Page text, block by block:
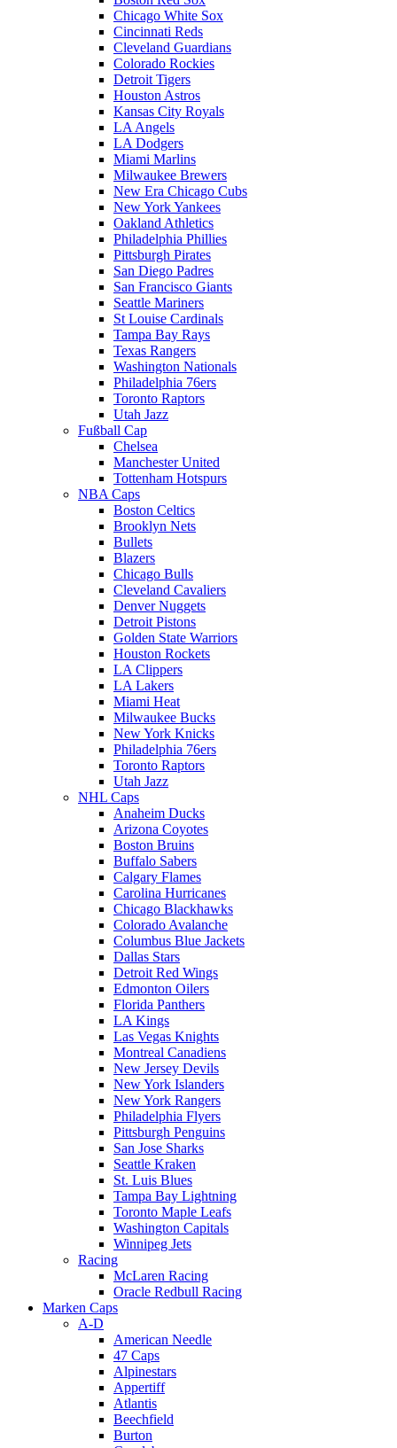
Chicago White Sox
Cincinnati Reds
Cleveland Guardians
Colorado Rockies
Detroit Tigers
Houston Astros
Kansas City Royals
LA Angels
LA Dodgers
Miami Marlins
Milwaukee Brewers
New Era Chicago Cubs
New York Yankees
Oakland Athletics
Philadelphia Phillies
Pittsburgh Pirates
San Diego Padres
San Francisco Giants
Seattle Mariners
St Louise Cardinals
Tampa Bay Rays
Texas Rangers
Washington Nationals
Philadelphia 76ers
Toronto Raptors
Utah Jazz
Fußball Cap
Chelsea
Manchester United
Tottenham Hotspurs
NBA Caps
Boston Celtics
Brooklyn Nets
Bullets
Blazers
Chicago Bulls
Cleveland Cavaliers
Denver Nuggets
Detroit Pistons
Golden State Warriors
Houston Rockets
LA Clippers
LA Lakers
Miami Heat
Milwaukee Bucks
New York Knicks
Philadelphia 76ers
Toronto Raptors
Utah Jazz
NHL Caps
Anaheim Ducks
Arizona Coyotes
Boston Bruins
Buffalo Sabers
Calgary Flames
Carolina Hurricanes
Chicago Blackhawks
Colorado Avalanche
Columbus Blue Jackets
Dallas Stars
Detroit Red Wings
Edmonton Oilers
Florida Panthers
LA Kings
Las Vegas Knights
Montreal Canadiens
New Jersey Devils
New York Islanders
New York Rangers
Philadelphia Flyers
Pittsburgh Penguins
San Jose Sharks
Seattle Kraken
St. Luis Blues
Tampa Bay Lightning
Toronto Maple Leafs
Washington Capitals
Winnipeg Jets
Racing
McLaren Racing
Oracle Redbull Racing
Marken Caps
A-D
American Needle
47 Caps
Alpinestars
Appertiff
Atlantis
Beechfield
Burton